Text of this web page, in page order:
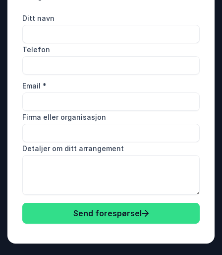
Ditt navn
Telefon
Email *
Firma eller organisasjon
Detaljer om ditt arrangement
Send forespørsel